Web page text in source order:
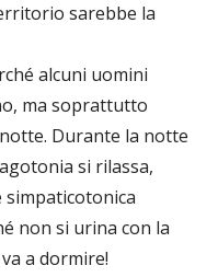
sarebbe la
alcuni uomini
ma soprattutto
Durante la notte
si rilassa,
non si urina con la
a dormire!